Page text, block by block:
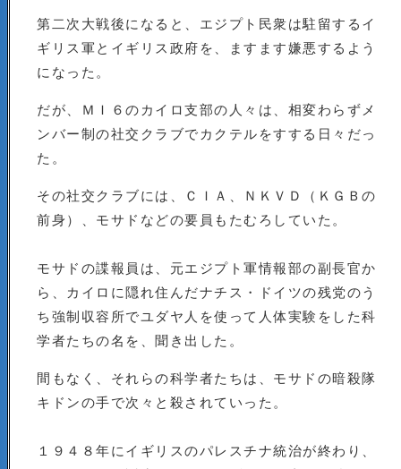
第二次大戦後になると、エジプト民衆は駐留するイ
ギリス軍とイギリス政府を、ますます嫌悪するよう
になった。
だが、ＭＩ６のカイロ支部の人々は、相変わらずメ
ンバー制の社交クラブでカクテルをすする日々だっ
た。
その社交クラブには、ＣＩＡ、ＮＫＶＤ（ＫＧＢの
前身）、モサドなどの要員もたむろしていた。
モサドの諜報員は、元エジプト軍情報部の副長官か
ら、カイロに隠れ住んだナチス・ドイツの残党のう
ち強制収容所でユダヤ人を使って人体実験をした科
学者たちの名を、聞き出した。
間もなく、それらの科学者たちは、モサドの暗殺隊
キドンの手で次々と殺されていった。
１９４８年にイギリスのパレスチナ統治が終わり、